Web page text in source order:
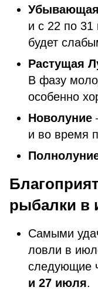
и с 22 по
будет
Растущая
В фазу
особенно
Новолуние
и во время
рыбалки в
Самыми
ловли в
следующие
и 27 июля.